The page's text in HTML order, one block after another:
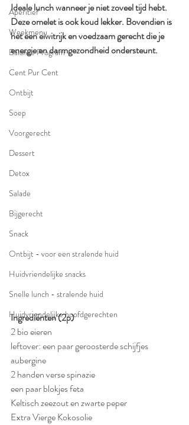
Aperitief
Weekmenu
Balance Program
Cent Pur Cent
Ontbijt
Soep
Voorgerecht
Dessert
Detox
Salade
Bijgerecht
Snack
Ontbijt - voor een stralende huid
Huidvriendelijke snacks
Snelle lunch - stralende huid
Huidvriendelijke hoofdgerechten
Ideale lunch wanneer je niet zoveel tijd hebt.
Deze omelet is ook koud lekker. Bovendien is
het een eiwitrijk en voedzaam gerecht die je
energie en darmgezondheid ondersteunt.
Ingrediënten (2p)
2 bio eieren
leftover: een paar geroosterde schijfjes
aubergine
2 handen verse spinazie
een paar blokjes feta
Keltisch zeezout en zwarte peper
Extra Vierge Kokosolie